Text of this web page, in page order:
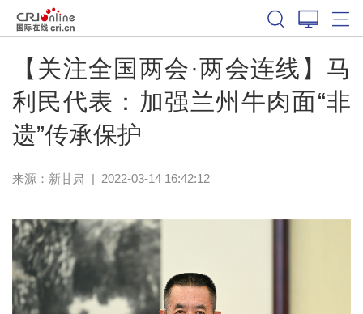
【关注全国两会·两会连线】马
利民代表：加强兰州牛肉面“非
遗”传承保护
来源： 新甘肃| 2022-03-14 16:42:12